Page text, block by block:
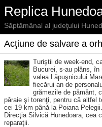
Replica
Săptămânal al judeţului
Acţiune de salvare a
Turiştii de week-end,
Bucurei, s-au plâns,
valea Lăpuşnicului
fiecărui an de
grămezile de pământ,
pâraie şi torenţi, pentru că altfel
cei 19 km până la Poiana
Direcţia Silvică Hunedoara, cea
reparaţii.